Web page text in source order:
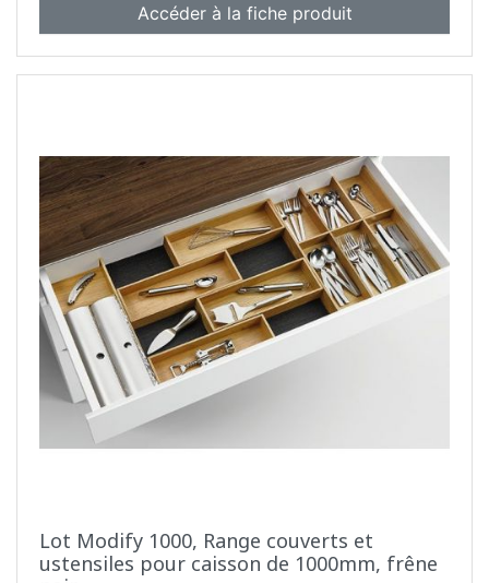
Accéder à la fiche produit
Lot Modify 1000, Range couverts et
ustensiles pour caisson de 1000mm, frêne